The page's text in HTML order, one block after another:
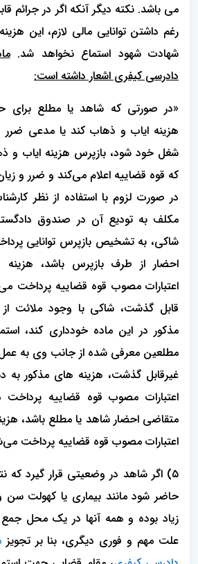
می باشد. نکته دیگر آنکه اگر در جرائم
رغم داشتن توانایی مالی لازم، این
شهادت شهود استماع نخواهد شد.
دادرسی کیفری اشعار داشته است:
«در صورتی که شاهد یا مطلع برای
هزینه ایاب و ذهاب کند یا مدعی
شغل خود شود، بازپرس هزینه ایاب و
که قوه قضاییه اعلام می‌کند و ضرر و
در صورت لزوم با استفاده از نظر
مکلف به تودیع آن در صندوق
شاکی، به تشخیص بازپرس توانایی
احضار از طرف بازپرس باشد،
اعتبارات مصوب قوه قضاییه پرداخت
قابل گذشت، شاکی با وجود ملائت
مذکور در این ماده خودداری کند،
مطلعین معرفی شده از جانب وی به عمل
غیرقابل گذشت، هزینه های مذکور به
اعتبارات مصوب قوه قضاییه
متقاضی احضار شاهد یا مطلع باشد،
اعتبارات مصوب قوه قضاییه پرداخت
۵) اگر شاهد در وضعیتی قرار گیرد که
حاضر شود مانند بیماری یا کهولت سن
زیاد بوده و همه آنها در یک محل جمع
علت مهم و فوری دیگری، بنا بر تجویز